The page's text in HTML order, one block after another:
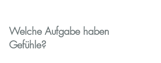
Welche Aufgabe haben
Gefühle?